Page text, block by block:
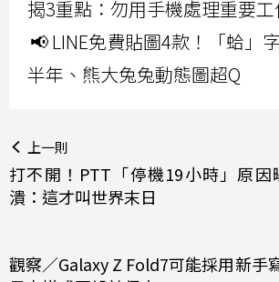
揭3重點：勿用手機處理重要
📢 LINE免費貼圖4款！「蛤」
半年、熊大兔兔動態圖超Q
上一則
打不開！PTT「停機19小時」原因
潰：這才叫世界末日
觀察／Galaxy Z Fold7可能採用新手